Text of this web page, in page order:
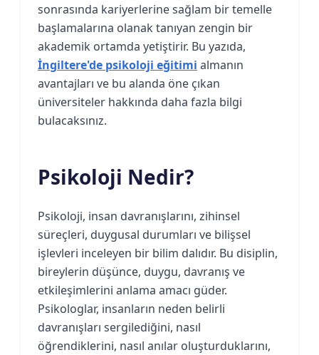
sonrasında kariyerlerine sağlam bir temelle
başlamalarına olanak tanıyan zengin bir
akademik ortamda yetiştirir. Bu yazıda,
İngiltere'de psikoloji eğitimi almanın
avantajları ve bu alanda öne çıkan
üniversiteler hakkında daha fazla bilgi
bulacaksınız.
Psikoloji Nedir?
Psikoloji, insan davranışlarını, zihinsel
süreçleri, duygusal durumları ve bilişsel
işlevleri inceleyen bir bilim dalıdır. Bu disiplin,
bireylerin düşünce, duygu, davranış ve
etkileşimlerini anlama amacı güder.
Psikologlar, insanların neden belirli
davranışları sergilediğini, nasıl
öğrendiklerini, nasıl anılar oluşturduklarını,